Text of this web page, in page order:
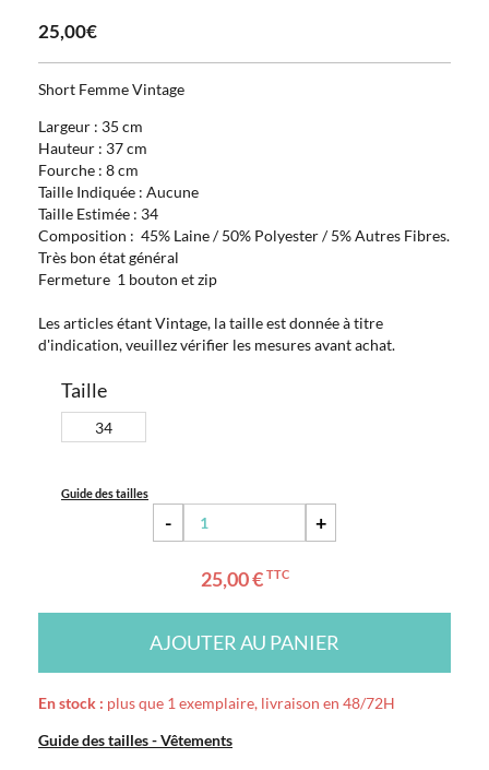
25,00€
Short Femme Vintage
Largeur : 35 cm
Hauteur : 37 cm
Fourche : 8 cm
Taille Indiquée : Aucune
Taille Estimée : 34
Composition : 45% Laine / 50% Polyester / 5% Autres Fibres.
Très bon état général
Fermeture 1 bouton et zip
Les articles étant Vintage, la taille est donnée à titre
d'indication, veuillez vérifier les mesures avant achat.
Taille
34
Guide des tailles
- +
25,00 € TTC
AJOUTER AU PANIER
En stock : plus que 1 exemplaire, livraison en 48/72H
Guide des tailles - Vêtements